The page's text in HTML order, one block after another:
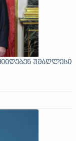
უმაღლესი